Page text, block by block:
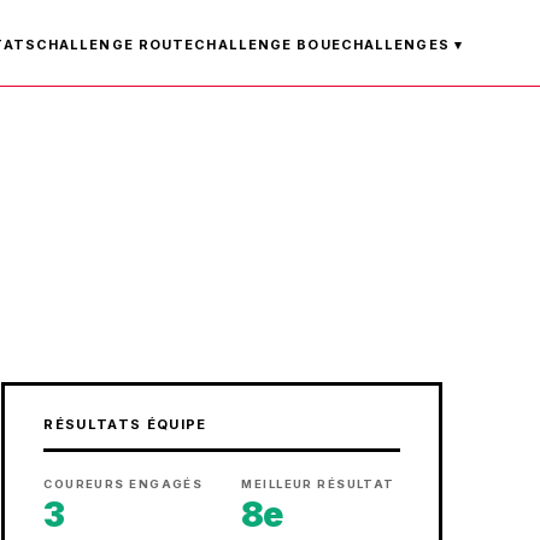
CHALLENGE ROUTECHALLENGE BOUECHALLENGES ▾
RÉSULTATS ÉQUIPE
COUREURS ENGAGÉS
3
MEILLEUR RÉSULTAT
8e